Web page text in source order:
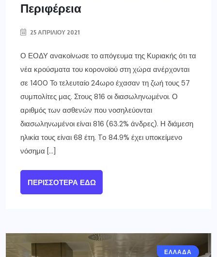
Περιφέρεια
25 ΑΠΡΙΛΊΟΥ 2021
Ο ΕΟΔΥ ανακοίνωσε το απόγευμα της Κυριακής ότι τα
νέα κρούσματα του κορονοϊού στη χώρα ανέρχονται
σε 1400 Το τελευταίο 24ωρο έχασαν τη ζωή τους 57
συμπολίτες μας. Στους 816 οι διασωληνωμένοι. Ο
αριθμός των ασθενών που νοσηλεύονται
διασωληνωμένοι είναι 816 (63.2% άνδρες). Η διάμεση
ηλικία τους είναι 68 έτη. To 84.9% έχει υποκείμενο
νόσημα […]
ΠΕΡΙΣΣΌΤΕΡΑ ΕΔΏ
ΕΛΛΑΔΑ